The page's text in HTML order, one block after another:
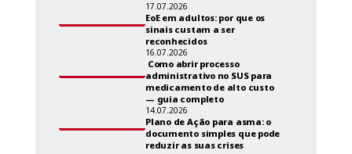
17.07.2026
EoE em adultos: por que os
sinais custam a ser
reconhecidos
16.07.2026
Como abrir processo
administrativo no SUS para
medicamento de alto custo
— guia completo
14.07.2026
Plano de Ação para asma: o
documento simples que pode
reduzir as suas crises